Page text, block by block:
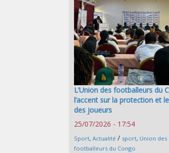
L’Union des footballeurs du
l’accent sur la protection et
des joueurs
25/07/2026 - 17:54
Sport, Actualité / sport, Union des
footballeurs du Congo